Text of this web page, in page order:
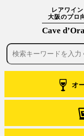
レアワイ
大阪のプロ
Cave
オ